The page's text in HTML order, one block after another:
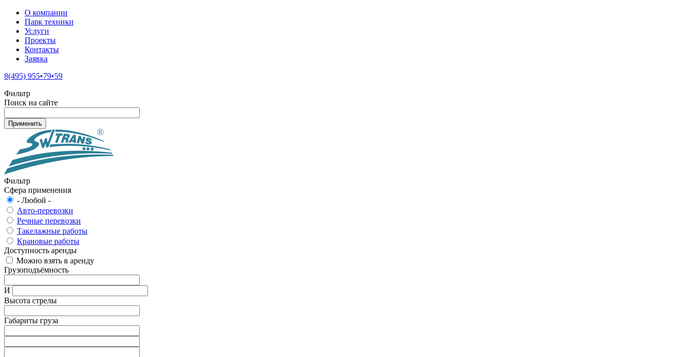
О компании
Парк техники
Услуги
Проекты
Контакты
Заявка
8(495) 955•79•59
Фильтр
Поиск на сайте
Фильтр
Сфера применения
- Любой -
Авто-перевозки
Речные перевозки
Такелажные работы
Крановые работы
Доступность аренды
Можно взять в аренду
Грузоподъёмность
И
Высота стрелы
Габариты груза